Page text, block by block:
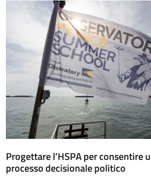
Progettare l'HSPA per consentire
processo decisionale politico